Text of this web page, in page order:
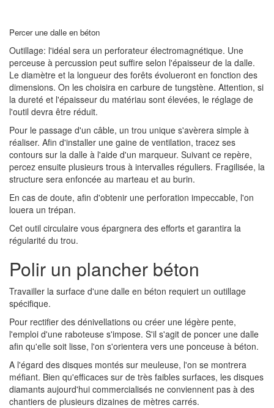
Percer une dalle en béton
Outillage: l'idéal sera un perforateur électromagnétique. Une
perceuse à percussion peut suffire selon l'épaisseur de la dalle.
Le diamètre et la longueur des forêts évolueront en fonction des
dimensions. On les choisira en carbure de tungstène. Attention, si
la dureté et l'épaisseur du matériau sont élevées, le réglage de
l'outil devra être réduit.
Pour le passage d'un câble, un trou unique s'avèrera simple à
réaliser. Afin d'installer une gaine de ventilation, tracez ses
contours sur la dalle à l'aide d'un marqueur. Suivant ce repère,
percez ensuite plusieurs trous à intervalles réguliers. Fragilisée, la
structure sera enfoncée au marteau et au burin.
En cas de doute, afin d'obtenir une perforation impeccable, l'on
louera un trépan.
Cet outil circulaire vous épargnera des efforts et garantira la
régularité du trou.
Polir un plancher béton
Travailler la surface d'une dalle en béton requiert un outillage
spécifique.
Pour rectifier des dénivellations ou créer une légère pente,
l'emploi d'une raboteuse s'impose. S'il s'agit de poncer une dalle
afin qu'elle soit lisse, l'on s'orientera vers une ponceuse à béton.
A l'égard des disques montés sur meuleuse, l'on se montrera
méfiant. Bien qu'efficaces sur de très faibles surfaces, les disques
diamants aujourd'hui commercialisés ne conviennent pas à des
chantiers de plusieurs dizaines de mètres carrés.